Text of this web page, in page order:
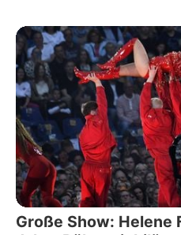
Große Show: